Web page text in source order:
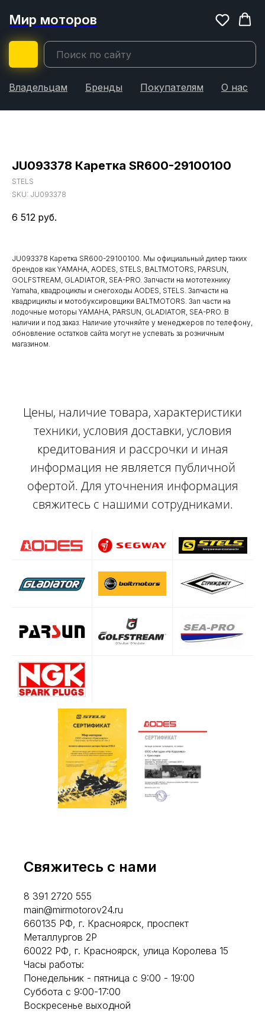
Мир моторов
Владельцам Бренды Покупателям О нас
JU093378 Каретка SR600-29100100
STELS
SKU: JU093378
6 512 руб.
JU093378 Каретка SR600-29100100. Мы официальный дилер таких
брендов как YAMAHA, AODES, STELS, BALTMOTORS, PARSUN,
GOLFSTREAM, GLADIATOR, SEA-PRO. Запчасти на мототехнику
Yamaha, квадроциклы и снегоходы AODES, STELS. Запчасти на
квадрициклы и мотобуксировщики BALTMOTORS. Зап части на
лодочные моторы YAMAHA, PARSUN, GLADIATOR, SEA-PRO. В
наличии и под заказ. Наличие уточняйте у менеджеров по телефону,
обновление остатков сайта могут не успевать за розничным
магазином.
Цены, наличие товара, характеристики
техники, условия доставки, условия
кредитования и рассрочки и иная
информация не является публичной
офертой. Для уточнения информация
свяжитесь с нашими сотрудниками.
Свяжитесь с нами
8 391 2720 555
main@mirmotorov24.ru
660135 РФ, г. Красноярск, проспект
Металлургов 2Р
60022 РФ, г. Красноярск, улица Королева 15
Часы работы:
Понедельник - пятница с 9:00 - 19:00
Суббота с 9:00-17:00
Воскресенье выходной